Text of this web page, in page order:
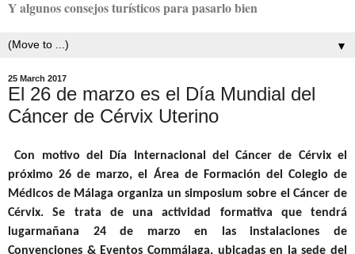
Y algunos consejos turísticos para pasarlo bien
▼
25 March 2017
El 26 de marzo es el Día Mundial del
Cáncer de Cérvix Uterino
Con motivo del Día Internacional del Cáncer de Cérvix el
próximo 26 de marzo, el Área de Formación del Colegio de
Médicos de Málaga organiza un simposium sobre el Cáncer de
Cérvix. Se trata de una actividad formativa que tendrá
lugarmañana 24 de marzo en las instalaciones de
Convenciones & Eventos Commálaga, ubicadas en la sede del